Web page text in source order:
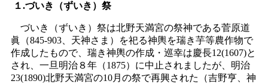
１.づいき（ずいき）祭
づいき（ずいき）祭は北野天満宮の祭神である菅原道
眞（845-903、天神さま）を祀る神輿を瑞き芋等農作物で
作成したもので、瑞き神輿の作成・巡幸は慶長12(1607)と
され、一旦明治８年（1875）に中止されましたが、明治
23(1890)北野天満宮の10月の祭で再興された（吉野亨、神